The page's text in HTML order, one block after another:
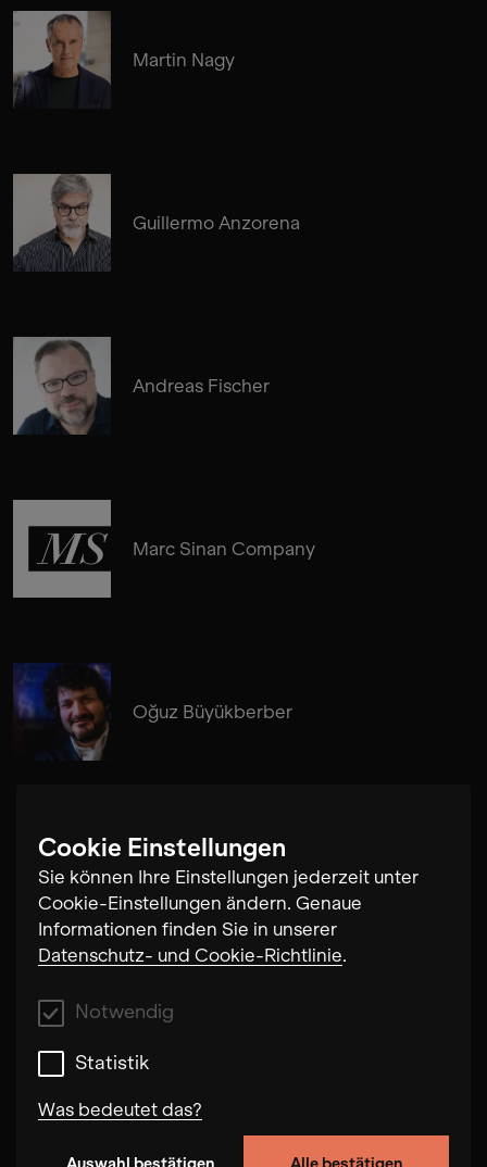
Cookie Einstellungen
Sie können Ihre Einstellungen jederzeit unter
Cookie-Einstellungen ändern. Genaue
Informationen finden Sie in unserer
Datenschutz- und Cookie-Richtlinie.
Notwendig
Statistik
Was bedeutet das?
Martin Nagy
Guillermo Anzorena
Andreas Fischer
Marc Sinan Company
Oğuz Büyükberber
Daniel Eichholz